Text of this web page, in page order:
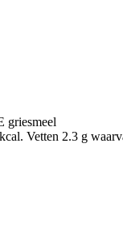
griesmeel
Vetten 2.3 g